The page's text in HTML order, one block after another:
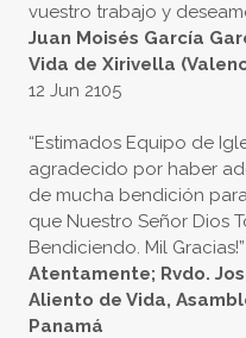
vuestro trabajo y
Juan Moisés García
Vida de Xirivella
12 Jun 2105
“Estimados Equipo de
agradecido por haber
de mucha bendición
que Nuestro Señor Dios
Bendiciendo. Mil Gracias!”
Atentamente; Rvdo.
Aliento de Vida,
Panamá